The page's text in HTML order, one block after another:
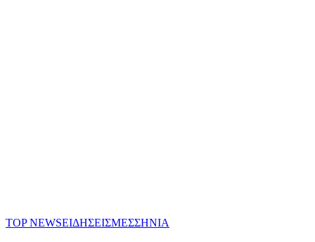
TOP NEWSΕΙΔΗΣΕΙΣΜΕΣΣΗΝΙΑ